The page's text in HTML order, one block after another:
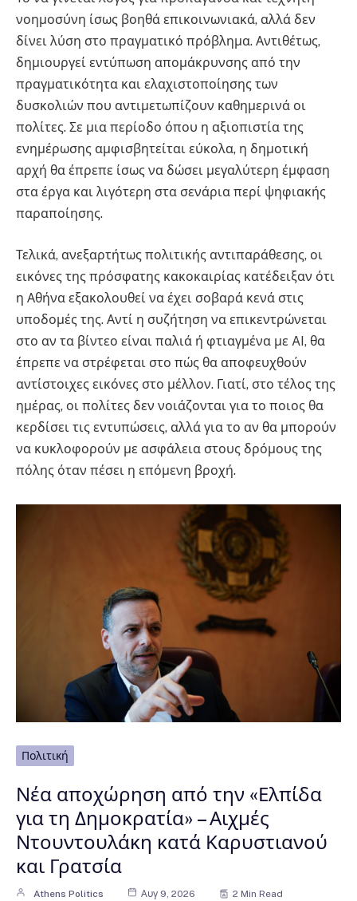
νοημοσύνη ίσως βοηθά επικοινωνιακά, αλλά δεν
δίνει λύση στο πραγματικό πρόβλημα. Αντιθέτως,
δημιουργεί εντύπωση απομάκρυνσης από την
πραγματικότητα και ελαχιστοποίησης των
δυσκολιών που αντιμετωπίζουν καθημερινά οι
πολίτες. Σε μια περίοδο όπου η αξιοπιστία της
ενημέρωσης αμφισβητείται εύκολα, η δημοτική
αρχή θα έπρεπε ίσως να δώσει μεγαλύτερη έμφαση
στα έργα και λιγότερη στα σενάρια περί ψηφιακής
παραποίησης.
Τελικά, ανεξαρτήτως πολιτικής αντιπαράθεσης, οι
εικόνες της πρόσφατης κακοκαιρίας κατέδειξαν ότι
η Αθήνα εξακολουθεί να έχει σοβαρά κενά στις
υποδομές της. Αντί η συζήτηση να επικεντρώνεται
στο αν τα βίντεο είναι παλιά ή φτιαγμένα με AI, θα
έπρεπε να στρέφεται στο πώς θα αποφευχθούν
αντίστοιχες εικόνες στο μέλλον. Γιατί, στο τέλος της
ημέρας, οι πολίτες δεν νοιάζονται για το ποιος θα
κερδίσει τις εντυπώσεις, αλλά για το αν θα μπορούν
να κυκλοφορούν με ασφάλεια στους δρόμους της
πόλης όταν πέσει η επόμενη βροχή.
Πολιτική
Νέα αποχώρηση από την «Ελπίδα
για τη Δημοκρατία» – Αιχμές
Ντουντουλάκη κατά Καρυστιανού
και Γρατσία
Athens Politics Αυγ 9, 2026 2 Min Read